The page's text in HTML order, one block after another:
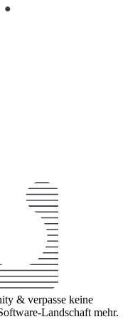
& verpasse keine
Landschaft mehr.